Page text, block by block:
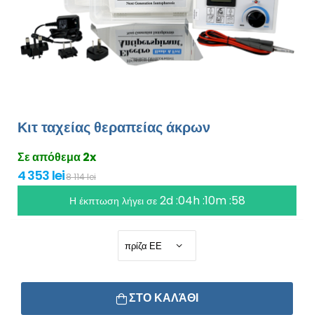
Κιτ ταχείας θεραπείας άκρων
Σε απόθεμα 2x
4 353 lei8 114 lei
Η έκπτωση λήγει σε 2d :04h :10m :56
ΣΤΟ ΚΑΛΆΘΙ